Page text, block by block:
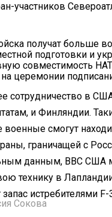
участников
получат больше
подготовки и
совместимость
церемонии
сотрудничество в
и Финляндии.
военные смогут
граничащей с
данным, ВВС США
технику в
запас истребителями F-
Сокова